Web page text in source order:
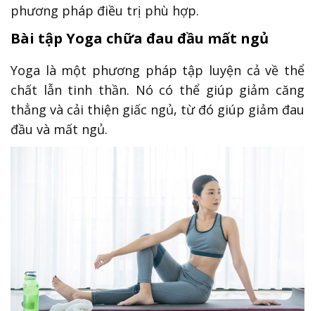
phương pháp điều trị phù hợp.
Bài tập Yoga chữa đau đầu mất ngủ
Yoga là một phương pháp tập luyện cả về thể
chất lẫn tinh thần. Nó có thể giúp giảm căng
thẳng và cải thiện giấc ngủ, từ đó giúp giảm đau
đầu và mất ngủ.